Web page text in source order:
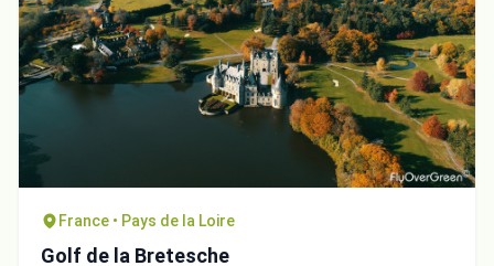
France • Pays de la Loire
Golf de la Bretesche